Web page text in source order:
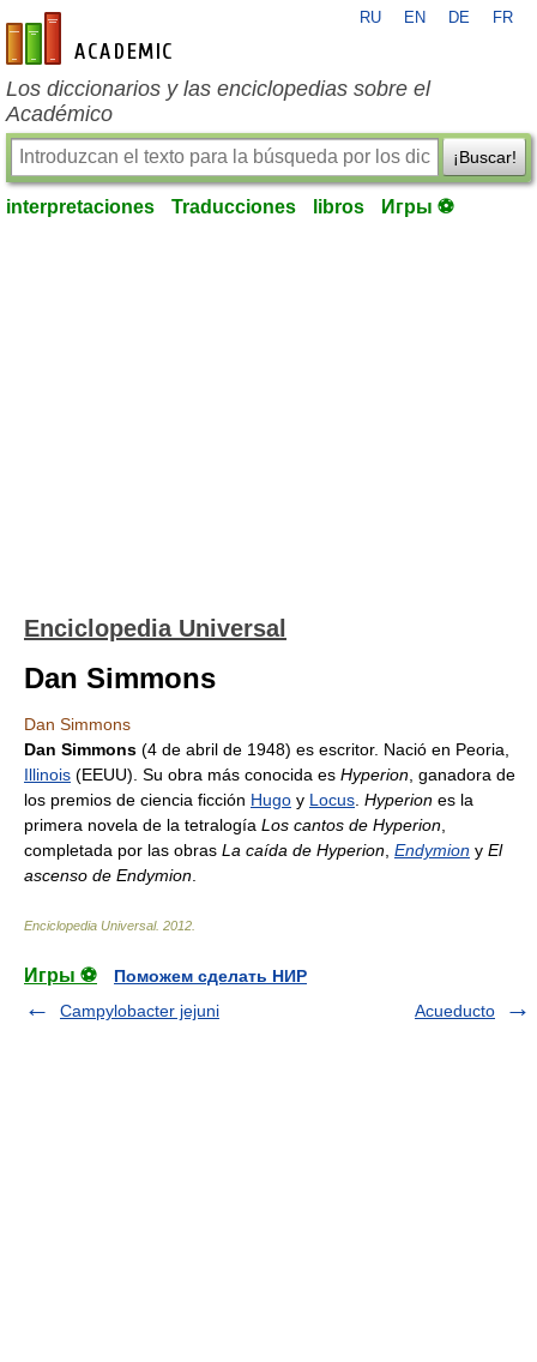
es-academic.com
RU EN DE FR
Los diccionarios y las enciclopedias sobre el
Académico
¡Buscar!
interpretaciones Traducciones libros Игры ⚽
Enciclopedia Universal
Dan Simmons
Dan Simmons
Dan Simmons (4 de abril de 1948) es escritor. Nació en Peoria,
Illinois (EEUU). Su obra más conocida es Hyperion , ganadora de
los premios de ciencia ficción Hugo y Locus Hyperion es la
primera novela de la tetralogía Los cantos de Hyperion
completada por las obras La caída de Hyperion Endymion y El
ascenso de Endymion
Enciclopedia Universal. 2012
Игры ⚽
Поможем сделать НИР
Campylobacter jejuni
Acueducto